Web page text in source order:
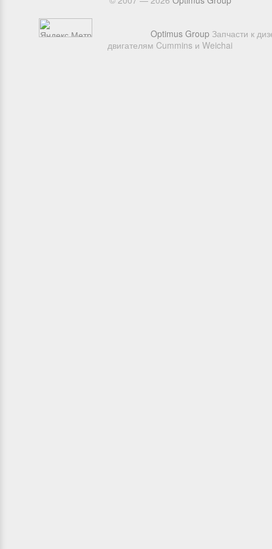
Optimus Group Запчасти к
двигателям Cummins и Weichai